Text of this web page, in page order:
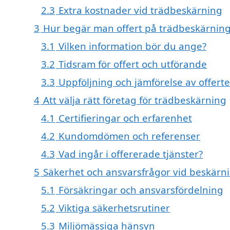
2.3 Extra kostnader vid trädbeskärning
3 Hur begär man offert på
3.1 Vilken information bör du ange?
3.2 Tidsram för offert och utförande
3.3 Uppföljning och jämförelse av
4 Att välja rätt företag för trädbeskärning
4.1 Certifieringar och erfarenhet
4.2 Kundomdömen och referenser
4.3 Vad ingår i offererade tjänster?
5 Säkerhet och ansvarsfrågor vid
5.1 Försäkringar och ansvarsfördelning
5.2 Viktiga säkerhetsrutiner
5.3 Miljömässiga hänsyn